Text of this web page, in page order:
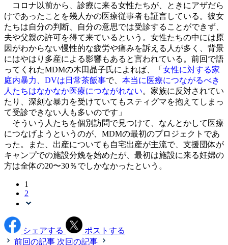
コロナ以前から、診療に来る女性たちが、ときにアザだら
けであったことを幾人かの医療従事者も証言している。彼女
たちは自分の判断、自分の意思では受診することができず、
夫や父親の許可を得て来ているという。女性たちの中には原
因がわからない慢性的な疲労や痛みを訴える人が多く、背景
にはやはり多産による影響もあると言われている。前回で語
ってくれたMDMの木田晶子氏によれば、「 女性に対する家
庭内暴力、DVは日常茶飯事で、 本当に医療につながるべき
人たちはなかなか医療につながれない。家族に反対されてい
たり、深刻な暴力を受けていてもスティグマを抱えてしまっ
て受診できない人も多いのです」
そういう人たちを個別訪問で見つけて、なんとかして医療
につなげようというのが、MDMの最初のプロジェクトであ
った。また、出産についても自宅出産が主流で、支援団体が
キャンプでの施設分娩を始めたが、最初は施設に来る妊婦の
方は全体の20〜30％でしかなかったという。
1
2
シェアする
ポストする
前回の記事 次回の記事